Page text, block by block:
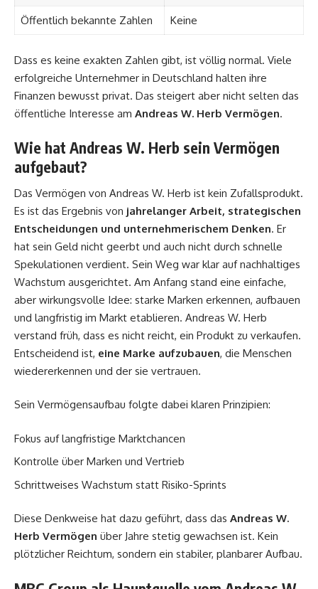
Öffentlich bekannte Zahlen Keine
Dass es keine exakten Zahlen gibt, ist völlig normal. Viele
erfolgreiche Unternehmer in Deutschland halten ihre
Finanzen bewusst privat. Das steigert aber nicht selten das
öffentliche Interesse am Andreas W. Herb Vermögen.
Wie hat Andreas W. Herb sein Vermögen
aufgebaut?
Das Vermögen von Andreas W. Herb ist kein Zufallsprodukt.
Es ist das Ergebnis von jahrelanger Arbeit, strategischen
Entscheidungen und unternehmerischem Denken. Er
hat sein Geld nicht geerbt und auch nicht durch schnelle
Spekulationen verdient. Sein Weg war klar auf nachhaltiges
Wachstum ausgerichtet. Am Anfang stand eine einfache,
aber wirkungsvolle Idee: starke Marken erkennen, aufbauen
und langfristig im Markt etablieren. Andreas W. Herb
verstand früh, dass es nicht reicht, ein Produkt zu verkaufen.
Entscheidend ist, eine Marke aufzubauen, die Menschen
wiedererkennen und der sie vertrauen.
Sein Vermögensaufbau folgte dabei klaren Prinzipien:
Fokus auf langfristige Marktchancen
Kontrolle über Marken und Vertrieb
Schrittweises Wachstum statt Risiko-Sprints
Diese Denkweise hat dazu geführt, dass das Andreas W.
Herb Vermögen über Jahre stetig gewachsen ist. Kein
plötzlicher Reichtum, sondern ein stabiler, planbarer Aufbau.